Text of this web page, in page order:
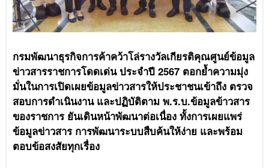
กรมพัฒนาธุรกิจการค้าคว้าโล่รางวัลเกียรติคุณศูนย์ข้อมูล
ข่าวสารราชการโดดเด่น ประจำปี 2567 ตอกย้ำความมุ่ง
มั่นในการเปิดเผยข้อมูลข่าวสารให้ประชาชนเข้าถึง ตรวจ
สอบการดำเนินงาน และปฏิบัติตาม พ.ร.บ.ข้อมูลข้าวสาร
ของราชการ ยันเดินหน้าพัฒนาต่อเนื่อง ทั้งการเผยแพร่
ข้อมูลข่าวสาร การพัฒนาระบบสืบค้นให้ง่าย และพร้อม
ตอบข้อสงสัยทุกเรื่อง